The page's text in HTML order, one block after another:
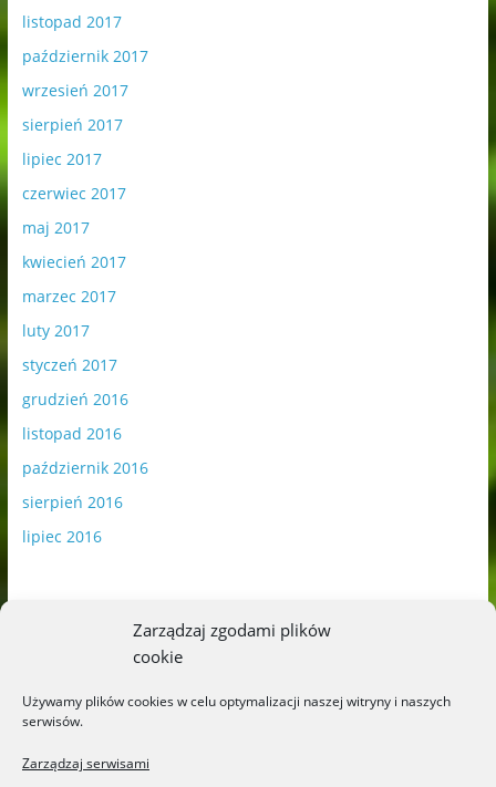
Zarządzaj zgodami plików
cookie
Używamy plików cookies w celu optymalizacji naszej witryny i naszych
serwisów.
Zarządzaj serwisami
listopad 2017
październik 2017
wrzesień 2017
sierpień 2017
lipiec 2017
czerwiec 2017
maj 2017
kwiecień 2017
marzec 2017
luty 2017
styczeń 2017
grudzień 2016
listopad 2016
październik 2016
sierpień 2016
lipiec 2016